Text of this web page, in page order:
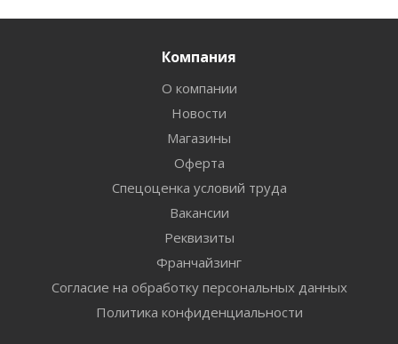
Компания
О компании
Новости
Магазины
Оферта
Спецоценка условий труда
Вакансии
Реквизиты
Франчайзинг
Согласие на обработку персональных данных
Политика конфиденциальности